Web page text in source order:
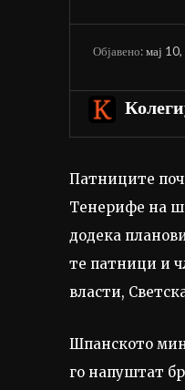
Објавено:мај
Патниците
Тенерифе на
додека
те патници и
власти,
Шпанското
го напуштат